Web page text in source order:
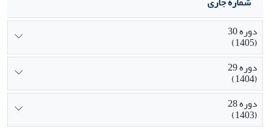
دوره 30
(1405)
دوره 29
(1404)
دوره 28
(1403)